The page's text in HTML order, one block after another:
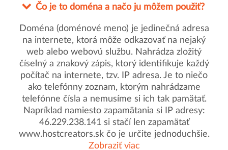
Čo je to doména a načo ju môžem použiť?
Doména (doménové meno) je jedinečná adresa
na internete, ktorá môže odkazovať na nejaký
web alebo webovú službu. Nahrádza zložitý
číselný a znakový zápis, ktorý identifikuje každý
počítač na internete, tzv. IP adresa. Je to niečo
ako telefónny zoznam, ktorým nahrádzame
telefónne čísla a nemusíme si ich tak pamätať.
Napríklad namiesto zapamätania si IP adresy:
46.229.238.141 si stačí len zapamätať
www.hostcreators.sk čo je určite jednoduchšie.
Zobraziť viac